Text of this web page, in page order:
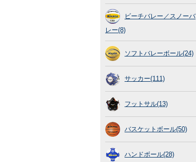
ビーチバレー／スノーバ
レー(8)
ソフトバレーボール(24)
サッカー(111)
フットサル(13)
バスケットボール(50)
ハンドボール(28)